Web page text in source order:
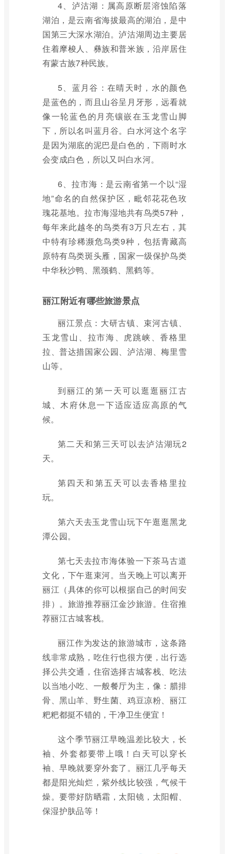
4、泸沽湖：属高原断层溶蚀陷落
湖泊，是云南省海拔最高的湖泊，是中
国第三大深水湖泊。泸沽湖周边主要居
住着摩梭人、彝族和普米族，沿岸居住
有蒙古族7种民族。
5、蓝月谷：在晴天时，水的颜色
是蓝色的，而且山谷呈月牙形，远看就
像一轮蓝色的月亮镶嵌在玉龙雪山脚
下，所以名叫蓝月谷。白水河这个名字
是因为湖底的泥巴是白色的，下雨时水
会变成白色，所以又叫白水河。
6、拉市海：是云南省第一个以“湿
地”命名的自然保护区，毗邻花花色玫
瑰花基地。拉市海湿地共有鸟类57种，
每年来此越冬的鸟类有3万只左右，其
中特有珍稀濒危鸟类9种，包括青藏高
原特有鸟类斑头雁，国家一级保护鸟类
中华秋沙鸭、黑颈鹤、黑鹤等。
丽江附近有哪些旅游景点
丽江景点：大研古镇、束河古镇、
玉龙雪山、拉市海、虎跳峡、香格里
拉、普达措国家公园、泸沽湖、梅里雪
山等。
到丽江的第一天可以逛逛丽江古
城、木府休息一下适应适应高原的气
候。
第二天和第三天可以去泸沽湖玩2
天。
第四天和第五天可以去香格里拉
玩。
第六天去玉龙雪山玩下午逛逛黑龙
潭公园。
第七天去拉市海体验一下茶马古道
文化，下午逛束河。当天晚上可以离开
丽江（具体的你可以根据自己的时间安
排）。旅游推荐丽江金沙旅游。住宿推
荐丽江古城客栈。
丽江作为发达的旅游城市，这条路
线非常成熟，吃住行也很方便，出行选
择公共交通，住宿选择古城客栈、吃法
以当地小吃、一般餐厅为主，像：腊排
骨、黑山羊、野生菌、鸡豆凉粉、丽江
粑粑都挺不错的，干净卫生便宜！
这个季节丽江早晚温差比较大，长
袖、外套都要带上哦！白天可以穿长
袖、早晚就要穿外套了。丽江几乎每天
都是阳光灿烂，紫外线比较强，气候干
燥。要带好防晒霜，太阳镜，太阳帽、
保湿护肤品等！